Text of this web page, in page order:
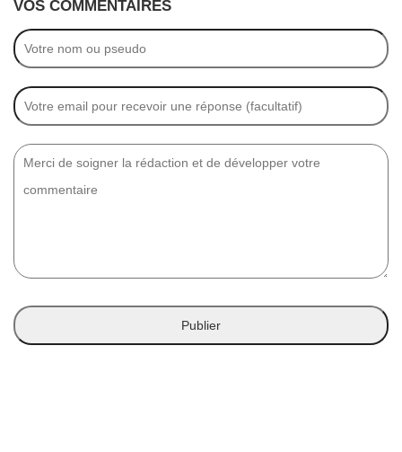
VOS COMMENTAIRES